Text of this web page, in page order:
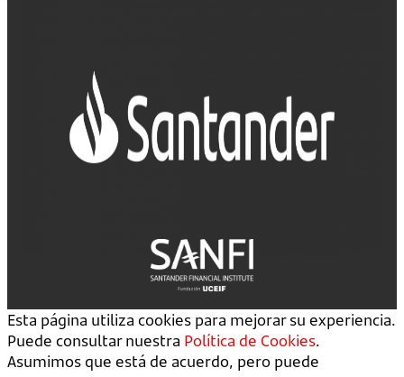
Esta página utiliza cookies para mejorar su experiencia.
Puede consultar nuestra Política de Cookies.
Asumimos que está de acuerdo, pero puede